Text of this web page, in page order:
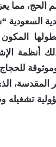
مما
السعودية
أنظمة